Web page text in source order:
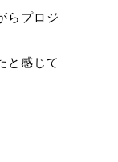
らプロジ
と感じて